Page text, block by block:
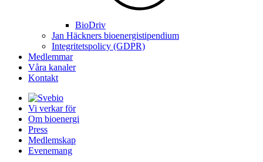
BioDriv
Jan Häckners bioenergistipendium
Integritetspolicy (GDPR)
Medlemmar
Våra kanaler
Kontakt
Vi verkar för
Om bioenergi
Press
Medlemskap
Evenemang